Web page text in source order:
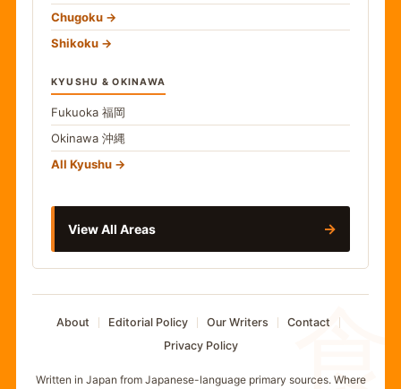
食
Chugoku
Shikoku
KYUSHU & OKINAWA
Fukuoka 福岡
Okinawa 沖縄
All Kyushu
View All Areas →
About Editorial Policy Our Writers
Contact
Privacy Policy
Written in Japan from Japanese-language primary sources. Where